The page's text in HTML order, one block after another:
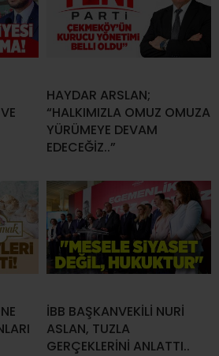
HAYDAR ARSLAN;
“HALKIMIZLA OMUZ OMUZA
YÜRÜMEYE DEVAM
EDECEĞİZ..”
İBB BAŞKANVEKİLİ NURİ
ASLAN, TUZLA
GERÇEKLERİNİ ANLATTI..